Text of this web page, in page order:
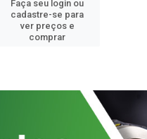
Faça seu login ou
cadastre-se para
ver preços e
comprar